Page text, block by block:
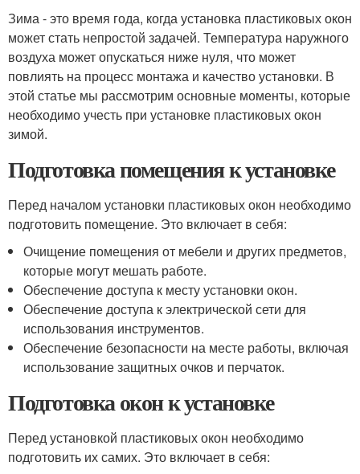
Зима - это время года, когда установка пластиковых окон
может стать непростой задачей. Температура наружного
воздуха может опускаться ниже нуля, что может
повлиять на процесс монтажа и качество установки. В
этой статье мы рассмотрим основные моменты, которые
необходимо учесть при установке пластиковых окон
зимой.
Подготовка помещения к установке
Перед началом установки пластиковых окон необходимо
подготовить помещение. Это включает в себя:
Очищение помещения от мебели и других предметов,
которые могут мешать работе.
Обеспечение доступа к месту установки окон.
Обеспечение доступа к электрической сети для
использования инструментов.
Обеспечение безопасности на месте работы, включая
использование защитных очков и перчаток.
Подготовка окон к установке
Перед установкой пластиковых окон необходимо
подготовить их самих. Это включает в себя: